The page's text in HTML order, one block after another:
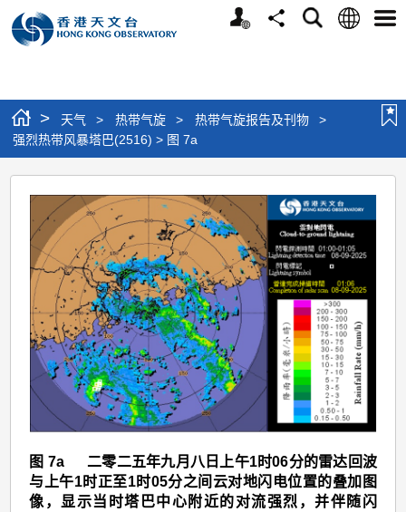
个
分
搜
语
选
> 天气 > 热带气旋 > 热带气旋报告及刊物
>
强烈热带风暴塔巴(2516) > 图 7a
强
烈
热
带
风
暴
塔
巴
(2516)
图
7a
图 7a 二零二五年九月八日上午1时06分的雷达回波
与上午1时正至1时05分之间云对地闪电位置的叠加图
像，显示当时塔巴中心附近的对流强烈，并伴随闪